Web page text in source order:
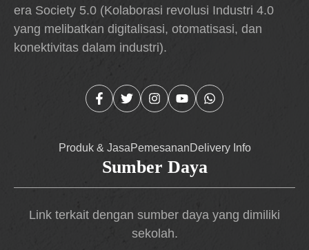
era Society 5.0 (Kolaborasi revolusi Industri 4.0
yang melibatkan digitalisasi, otomatisasi, dan
konektivitas dalam industri).
Produk & JasaPemesananDelivery Info
Sumber Daya
Link terkait dengan sumber daya yang dimiliki
sekolah.